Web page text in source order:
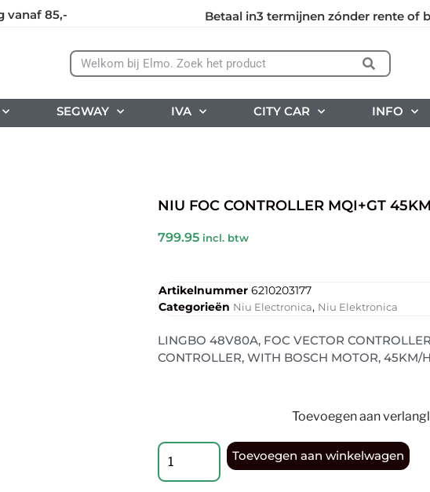
vanaf 85,- Betaal in3 termijnen zónder rente of
SEGWAY IVA CITY CAR INFO
NIU FOC CONTROLLER MQI+GT
799.95 incl. btw
Artikelnummer 6210203177
Categorieën Niu Electronica, Niu Elektronica
LINGBO 48V80A, FOC VECTOR
CONTROLLER, WITH BOSCH MOTOR, 45KM/H
Toevoegen aan
Toevoegen aan winkelwagen